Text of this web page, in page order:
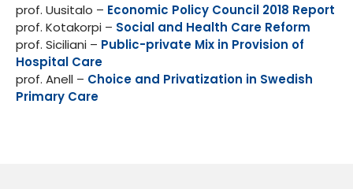
prof. Uusitalo – Economic Policy Council 2018 Report
prof. Kotakorpi – Social and Health Care Reform
prof. Siciliani – Public-private Mix in Provision of
Hospital Care
prof. Anell – Choice and Privatization in Swedish
Primary Care